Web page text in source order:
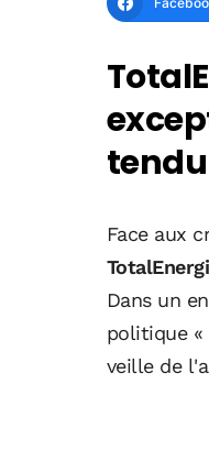
tendu
Face aux
Dans un
politique «
veille de